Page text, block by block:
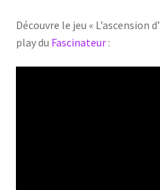
Découvre le jeu « L’ascension
play du Fascinateur: